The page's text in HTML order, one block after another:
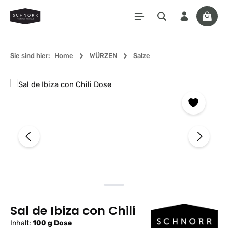
Zum Hauptinhalt springen
Sie sind hier: Home WÜRZEN Salze
Bildergalerie überspringen
Sal de Ibiza con Chili
Inhalt: 100 g Dose